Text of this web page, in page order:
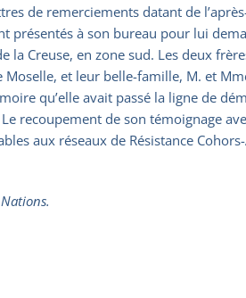
de remerciements datant de
présentés à son bureau pour lui
la Creuse, en zone sud. Les deux
et leur belle-famille, M. et
qu’elle avait passé la ligne de
recoupement de son témoignage
aux réseaux de Résistance